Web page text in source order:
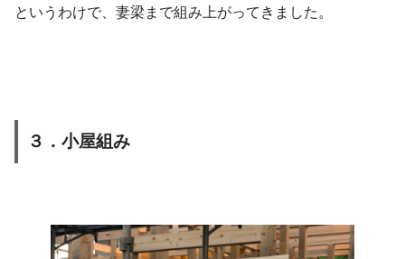
というわけで、妻梁まで組み上がってきました。
３．小屋組み